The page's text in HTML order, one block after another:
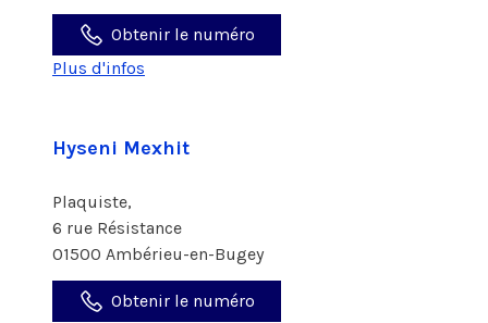
Obtenir le numéro
Plus d'infos
Hyseni Mexhit
Plaquiste,
6 rue Résistance
01500 Ambérieu-en-Bugey
Obtenir le numéro